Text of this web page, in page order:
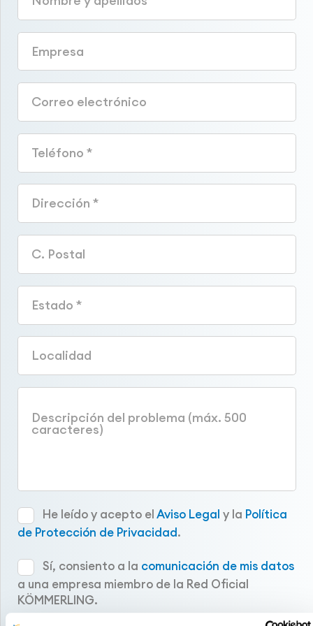
He leído y acepto elAviso Legal y la Política
de Protección de Privacidad.
Sí, consiento a la comunicación de mis datos
a una empresa miembro de la Red Oficial
KÖMMERLING.